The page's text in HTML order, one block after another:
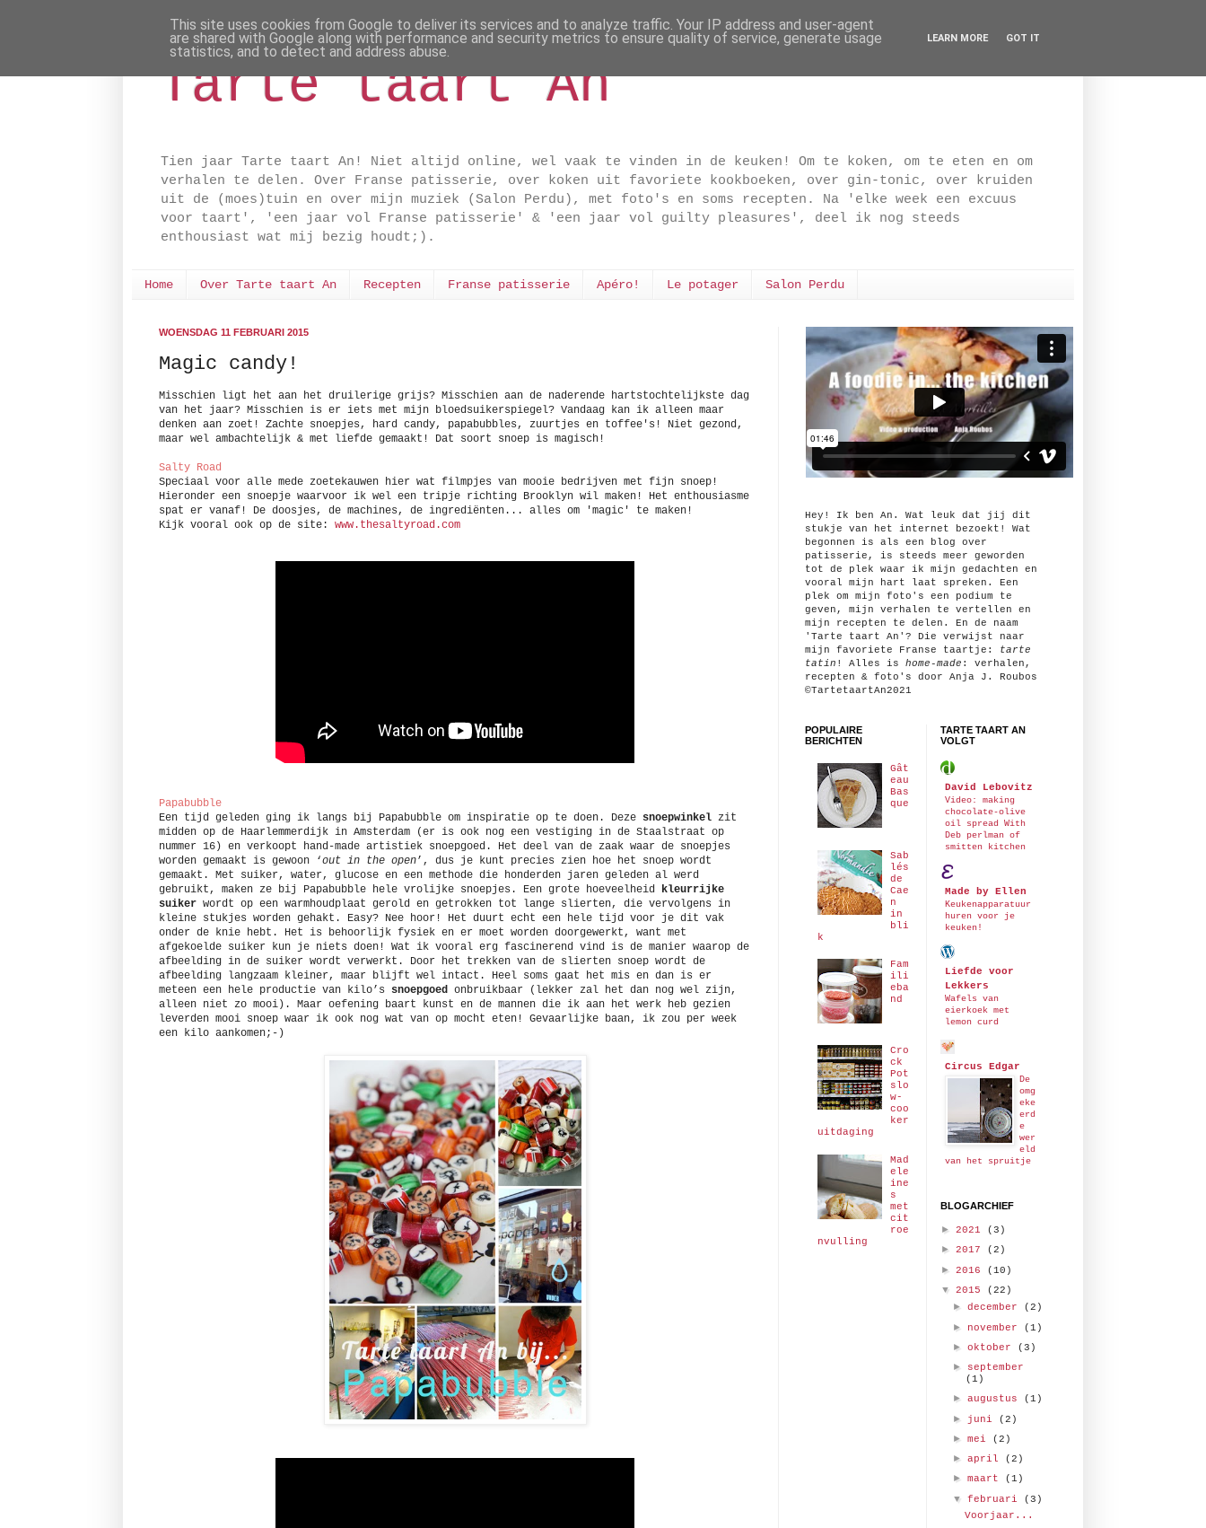
Tarte taart An
Tien jaar Tarte taart An! Niet altijd online, wel vaak te vinden in de keuken! Om te koken, om te eten en om
verhalen te delen. Over Franse patisserie, over koken uit favoriete kookboeken, over gin-tonic, over kruiden
uit de (moes)tuin en over mijn muziek (Salon Perdu), met foto's en soms recepten. Na 'elke week een excuus
voor taart', 'een jaar vol Franse patisserie' & 'een jaar vol guilty pleasures', deel ik nog steeds
enthousiast wat mij bezig houdt;).
Home Over Tarte taart An Recepten Franse patisserie Apéro! Le potager Salon Perdu
WOENSDAG 11 FEBRUARI 2015
Magic candy!
Misschien ligt het aan het druilerige grijs? Misschien aan de naderende hartstochtelijkste dag
van het jaar? Misschien is er iets met mijn bloedsuikerspiegel? Vandaag kan ik alleen maar
denken aan zoet! Zachte snoepjes, hard candy, papabubbles, zuurtjes en toffee's! Niet gezond,
maar wel ambachtelijk & met liefde gemaakt! Dat soort snoep is magisch!
Salty Road
Speciaal voor alle mede zoetekauwen hier wat filmpjes van mooie bedrijven met fijn snoep!
Hieronder een snoepje waarvoor ik wel een tripje richting Brooklyn wil maken! Het enthousiasme
spat er vanaf! De doosjes, de machines, de ingrediënten... alles om 'magic' te maken!
Kijk vooral ook op de site: www.thesaltyroad.com
Papabubble
Een tijd geleden ging ik langs bij Papabubble om inspiratie op te doen. Deze snoepwinkel zit
midden op de Haarlemmerdijk in Amsterdam (er is ook nog een vestiging in de Staalstraat op
nummer 16) en verkoopt hand-made artistiek snoepgoed. Het deel van de zaak waar de snoepjes
worden gemaakt is gewoon ‘out in the open’, dus je kunt precies zien hoe het snoep wordt
gemaakt. Met suiker, water, glucose en een methode die honderden jaren geleden al werd
gebruikt, maken ze bij Papabubble hele vrolijke snoepjes. Een grote hoeveelheid kleurrijke
suiker wordt op een warmhoudplaat gerold en getrokken tot lange slierten, die vervolgens in
kleine stukjes worden gehakt. Easy? Nee hoor! Het duurt echt een hele tijd voor je dit vak
onder de knie hebt. Het is behoorlijk fysiek en er moet worden doorgewerkt, want met
afgekoelde suiker kun je niets doen! Wat ik vooral erg fascinerend vind is de manier waarop de
afbeelding in de suiker wordt verwerkt. Door het trekken van de slierten snoep wordt de
afbeelding langzaam kleiner, maar blijft wel intact. Heel soms gaat het mis en dan is er
meteen een hele productie van kilo’s snoepgoed onbruikbaar (lekker zal het dan nog wel zijn,
alleen niet zo mooi). Maar oefening baart kunst en de mannen die ik aan het werk heb gezien
leverden mooi snoep waar ik ook nog wat van op mocht eten! Gevaarlijke baan, ik zou per week
een kilo aankomen;-)
Hey! Ik ben An. Wat leuk dat jij dit
stukje van het internet bezoekt! Wat
begonnen is als een blog over
patisserie, is steeds meer geworden
tot de plek waar ik mijn gedachten en
vooral mijn hart laat spreken. Een
plek om mijn foto's een podium te
geven, mijn verhalen te vertellen en
mijn recepten te delen. En de naam
'Tarte taart An'? Die verwijst naar
mijn favoriete Franse taartje: tarte
tatin ! Alles is home-made : verhalen,
recepten & foto's door Anja J. Roubos
©TartetaartAn2021
POPULAIRE
BERICHTEN
Gât
eau
Bas
que
Sab
lés
de
Cae
n
in
bli
k
Fam
ili
eba
nd
Cro
ck
Pot
slo
w-
coo
ker
uitdaging
Mad
ele
ine
s
met
cit
roe
nvulling
TARTE TAART AN
VOLGT
David Lebovitz
Video: making
chocolate-olive
oil spread With
Deb perlman of
smitten kitchen
Made by Ellen
Keukenapparatuur
huren voor je
keuken!
Liefde voor
Lekkers
Wafels van
eierkoek met
lemon curd
Circus Edgar
De
omg
eke
erd
e
wer
eld
van het spruitje
BLOGARCHIEF
► 2021 (3)
► 2017 (2)
► 2016 (10)
▼ 2015 (22)
►december (2)
► november (1)
►oktober (3)
► september
(1)
►augustus (1)
► juni (2)
►mei (2)
►april (2)
►maart (1)
▼februari (3)
Voorjaar...
This site uses cookies from Google to deliver its services and to analyze traffic. Your IP address and user-agent
are shared with Google along with performance and security metrics to ensure quality of service, generate usage
statistics, and to detect and address abuse.
LEARN MORE GOT IT